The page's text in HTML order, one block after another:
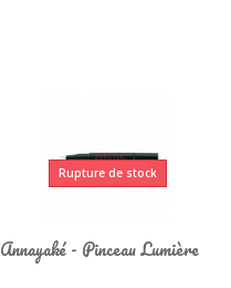
Rupture de stock
Annayaké - Pinceau Lumière